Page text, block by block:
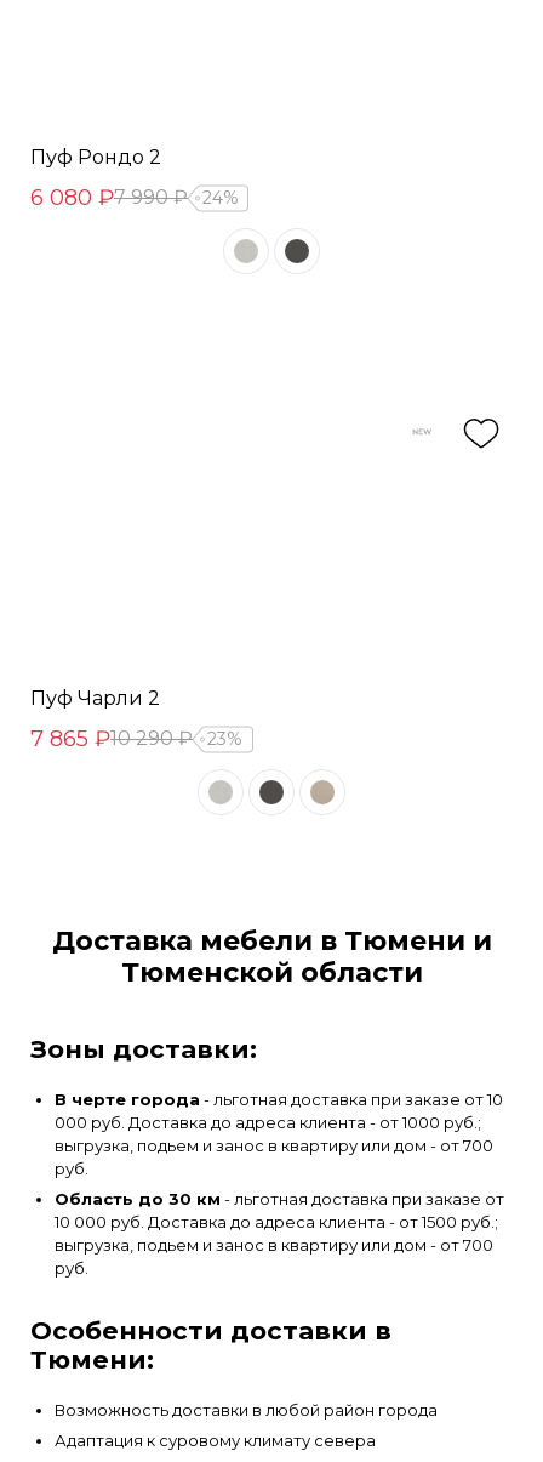
Пуф Рондо 2
6 080 ₽7 990 ₽ 24%
Пуф Чарли 2
7 865 ₽10 290 ₽ 23%
Доставка мебели в Тюмени и
Тюменской области
Зоны доставки:
В черте города - льготная доставка при заказе от 10
000 руб. Доставка до адреса клиента - от 1000 руб.;
выгрузка, подьем и занос в квартиру или дом - от 700
руб.
Область до 30 км - льготная доставка при заказе от
10 000 руб. Доставка до адреса клиента - от 1500 руб.;
выгрузка, подьем и занос в квартиру или дом - от 700
руб.
Особенности доставки в
Тюмени:
Возможность доставки в любой район города
Адаптация к суровому климату севера